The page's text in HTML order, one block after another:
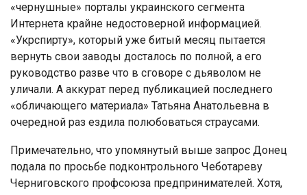
«чернушные» порталы украинского сегмента
Интернета крайне недостоверной информацией.
«Укрспирту», который уже битый месяц пытается
вернуть свои заводы досталось по полной, а его
руководство разве что в сговоре с дьяволом не
уличали. А аккурат перед публикацией последнего
«обличающего материала» Татьяна Анатольевна в
очередной раз ездила полюбоваться страусами.
Примечательно, что упомянутый выше запрос Донец
подала по просьбе подконтрольного Чеботареву
Черниговского профсоюза предпринимателей. Хотя,